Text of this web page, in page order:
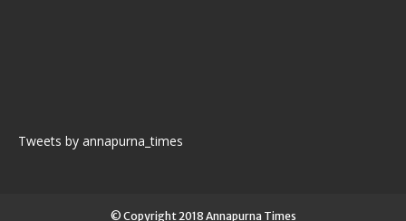
Tweets by annapurna_times
© Copyright 2018 Annapurna Times